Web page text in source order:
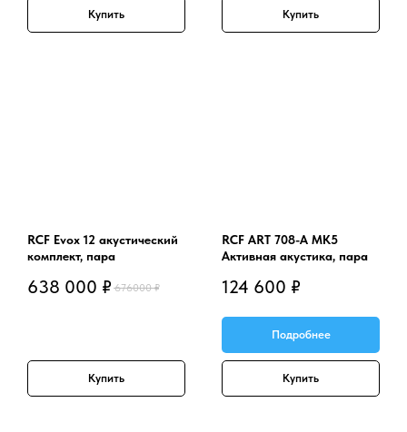
Купить Купить
RCF Evox 12 акустический
комплект, пара
638 000 ₽ 676000 ₽
Купить
RCF ART 708-A MK5
Активная акустика, пара
124 600 ₽
Подробнее
Купить